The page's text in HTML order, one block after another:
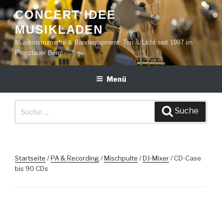
Zum
Inhalt
springen
CONCERT IDEE
MUSIKLADEN
Musikinstrumente & Bandequipment, Ton & Licht seit 1997 im
Prenzlauer Berg!
Menü
Suche
Startseite /PA & Recording/Mischpulte /DJ-Mixer/ CD-Case
bis 90 CDs